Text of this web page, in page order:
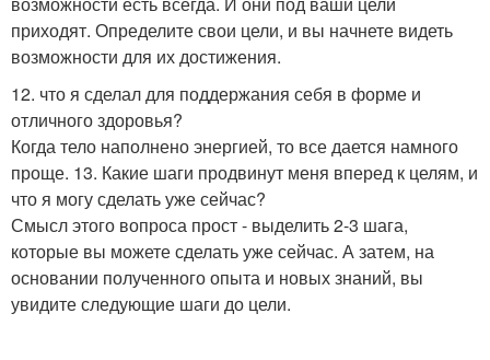
приходят. Определите свои цели, и вы начнете видеть
возможности для их достижения.
12. что я сделал для поддержания себя в форме и
отличного здоровья?
Когда тело наполнено энергией, то все дается намного
проще. 13. Какие шаги продвинут меня вперед к целям, и
что я могу сделать уже сейчас?
Смысл этого вопроса прост - выделить 2-3 шага,
которые вы можете сделать уже сейчас. А затем, на
основании полученного опыта и новых знаний, вы
увидите следующие шаги до цели.